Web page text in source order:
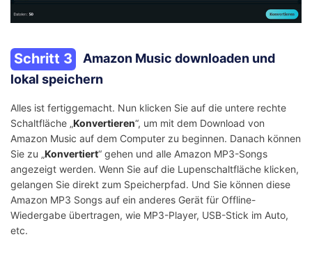
Schritt 3
Amazon Music downloaden und
lokal speichern
Alles ist fertiggemacht. Nun klicken Sie auf die untere rechte
Schaltfläche „Konvertieren“, um mit dem Download von
Amazon Music auf dem Computer zu beginnen. Danach können
Sie zu „Konvertiert“ gehen und alle Amazon MP3-Songs
angezeigt werden. Wenn Sie auf die Lupenschaltfläche klicken,
gelangen Sie direkt zum Speicherpfad. Und Sie können diese
Amazon MP3 Songs auf ein anderes Gerät für Offline-
Wiedergabe übertragen, wie MP3-Player, USB-Stick im Auto,
etc.